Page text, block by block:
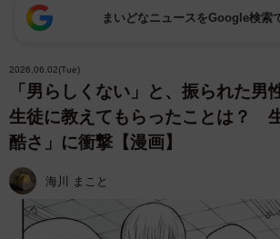
まいどなニュースをGoogle検索
2026.06.02(Tue)
「男らしくない」と、振られた
生徒に教えてもらったことは？
酷さ」に衝撃【漫画】
海川 まこと